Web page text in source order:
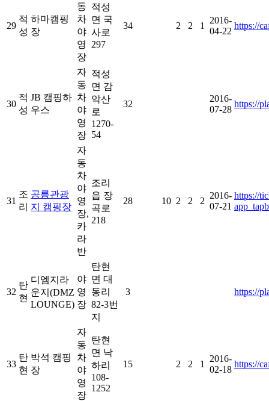
29
적
성
하마캠핑
장
동
차
야
영
장
적성
면 국
사로
297
34 2 2 1
2016-
04-22
https://
30
적
성
JB 캠핑하
우스
자
동
차
야
영
장
적성
면 감
악산
로
1270-
54
32
2016-
07-28
https://
31
조
리
공릉관광
지 캠핑장
자
동
차
야
영
장,
카
라
반
조리
읍 장
곡로
218
28 10 2 2 2
2016-
07-21
https://
32
탄
현
디엠지라
운지(DMZ
LOUNGE)
야
영
장
탄현
면 대
동리
82-3번
지
3 https://
33
탄
현
박석 캠핑
장
자
동
차
야
영
장
탄현
면 낙
하리
108-
1252
15 2 2 1
2016-
02-18
https://